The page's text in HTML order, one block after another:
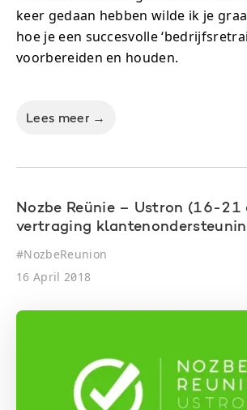
keer gedaan hebben wilde ik je
hoe je een succesvolle
voorbereiden en houden.
Lees meer →
Nozbe Reünie – Ustron (16-21
vertraging
#NozbeReunion
16 April 2018